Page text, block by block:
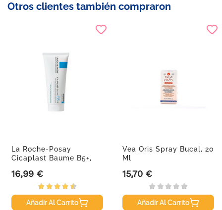
Otros clientes también compraron
La Roche-Posay
Cicaplast Baume B5+,
Precio
16,99 €
Añadir Al Carrito
Vea Oris Spray Bucal, 20
Ml
Precio
15,70 €
Añadir Al Carrito